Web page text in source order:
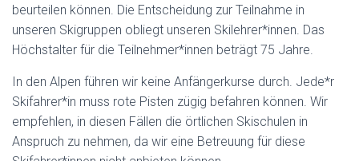
beurteilen können. Die Entscheidung zur Teilnahme in
unseren Skigruppen obliegt unseren Skilehrer*innen. Das
Höchstalter für die Teilnehmer*innen beträgt 75 Jahre.
In den Alpen führen wir keine Anfängerkurse durch. Jede*r
Skifahrer*in muss rote Pisten zügig befahren können. Wir
empfehlen, in diesen Fällen die örtlichen Skischulen in
Anspruch zu nehmen, da wir eine Betreuung für diese